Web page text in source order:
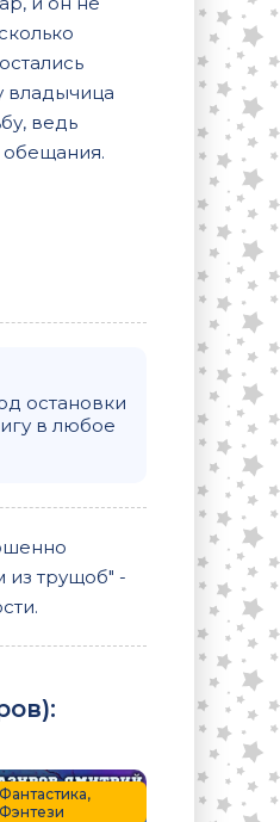
владычица
ведь
обещания.
остановки
в любое
из трущоб" -
):
Фантастика,
Фэнтези